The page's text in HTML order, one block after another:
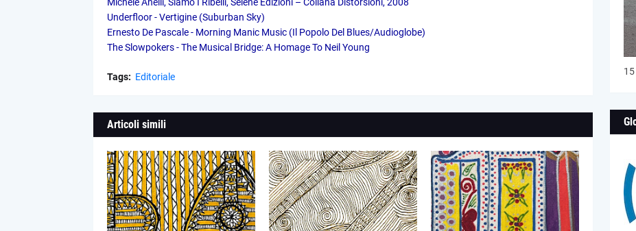
Underfloor - Vertigine (Suburban Sky)
Ernesto De Pascale - Morning Manic Music (Il Popolo Del Blues/Audioglobe)
The Slowpokers - The Musical Bridge: A Homage To Neil Young
Tags: Editoriale
Articoli simili